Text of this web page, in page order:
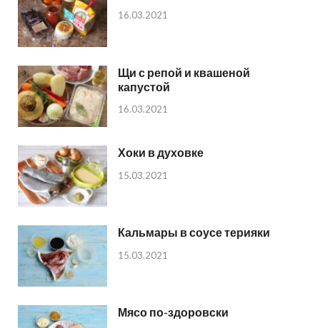
16.03.2021
Щи с репой и квашеной
капустой
16.03.2021
Хоки в духовке
15.03.2021
Кальмары в соусе терияки
15.03.2021
Мясо по-здоровски